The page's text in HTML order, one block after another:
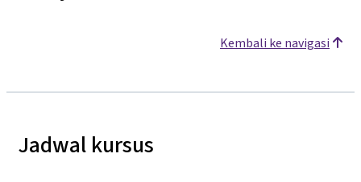
Kembali ke navigasi
Jadwal kursus